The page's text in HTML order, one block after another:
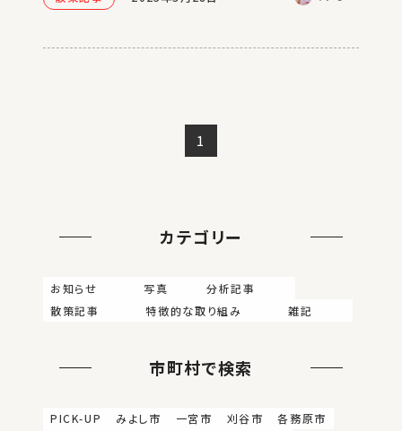
1
カテゴリー
お知らせ 写真 分析記事
散策記事 特徴的な取り組み 雑記
市町村で検索
PICK-UP みよし市 一宮市 刈谷市
各務原市